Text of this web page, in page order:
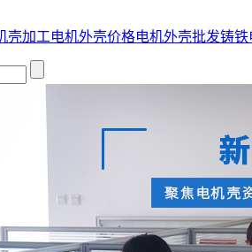
壳加工电机外壳价格电机外壳批发铸铁